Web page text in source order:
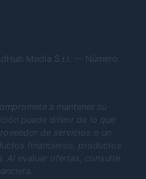
Media S.r.l. — Número
a mantener su
puede diferir de lo que
de servicios o un
financieros, productos
Al evaluar ofertas, consulte